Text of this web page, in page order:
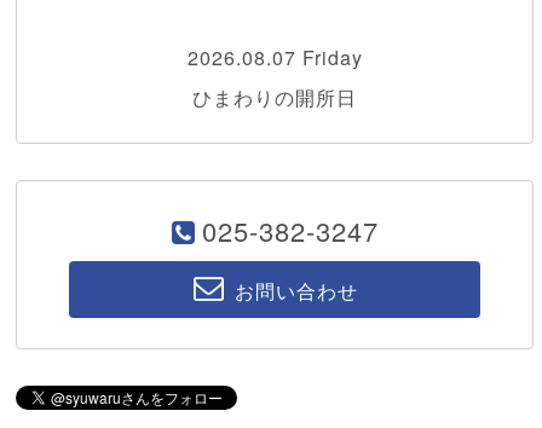
2026.08.07 Friday
ひまわりの開所日
025-382-3247
お問い合わせ